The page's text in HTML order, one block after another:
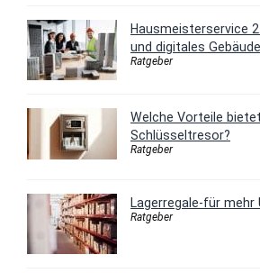
Hausmeisterservice
und digitales
Ratgeber
Welche Vorteile
Schlüsseltresor?
Ratgeber
Lagerregale-für mehr
Ratgeber